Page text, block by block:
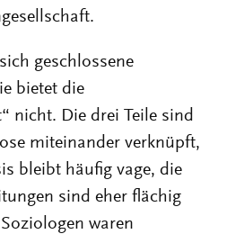
geschlossene
bietet die
nicht. Die drei Teile sind
miteinander verknüpft,
bleibt häufig vage, die
sind eher flächig
waren